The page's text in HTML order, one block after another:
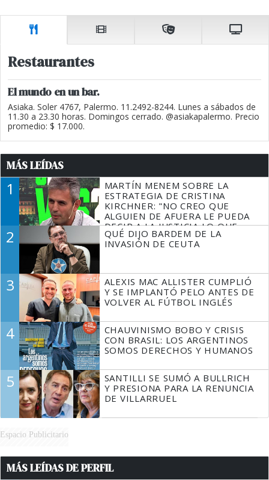
Restaurantes
El mundo en un bar.
Asiaka. Soler 4767, Palermo. 11.2492-8244. Lunes a sábados de
11.30 a 23.30 horas. Domingos cerrado. @asiakapalermo. Precio
promedio: $ 17.000.
MÁS LEÍDAS
1
MARTÍN MENEM SOBRE LA
ESTRATEGIA DE CRISTINA
KIRCHNER: "NO CREO QUE
ALGUIEN DE AFUERA LE PUEDA
DECIR A LA JUSTICIA LO QUE
TIENE QUE HACER"
2
QUÉ DIJO BARDEM DE LA
INVASIÓN DE CEUTA
3
ALEXIS MAC ALLISTER CUMPLIÓ
Y SE IMPLANTÓ PELO ANTES DE
VOLVER AL FÚTBOL INGLÉS
4
CHAUVINISMO BOBO Y CRISIS
CON BRASIL: LOS ARGENTINOS
SOMOS DERECHOS Y HUMANOS
5
SANTILLI SE SUMÓ A BULLRICH
Y PRESIONA PARA LA RENUNCIA
DE VILLARRUEL
Espacio Publicitario
MÁS LEÍDAS DE PERFIL